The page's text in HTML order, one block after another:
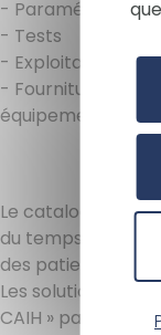
- Paramétrage
- Tests
- Exploitation
- Fourniture et
équipements
Le catalogue de
du temps : HAD,
des patients, ...
Les solutions du
CAIH » par un